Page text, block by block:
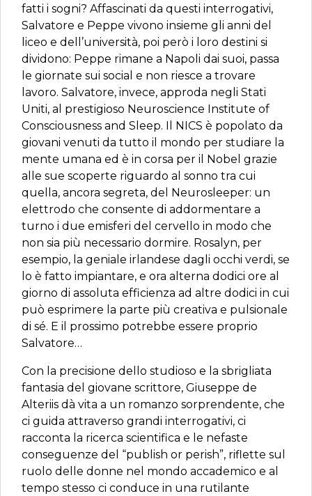
fatti i sogni? Affascinati da questi interrogativi,
Salvatore e Peppe vivono insieme gli anni del
liceo e dell’università, poi però i loro destini si
dividono: Peppe rimane a Napoli dai suoi, passa
le giornate sui social e non riesce a trovare
lavoro. Salvatore, invece, approda negli Stati
Uniti, al prestigioso Neuroscience Institute of
Consciousness and Sleep. Il NICS è popolato da
giovani venuti da tutto il mondo per studiare la
mente umana ed è in corsa per il Nobel grazie
alle sue scoperte riguardo al sonno tra cui
quella, ancora segreta, del Neurosleeper: un
elettrodo che consente di addormentare a
turno i due emisferi del cervello in modo che
non sia più necessario dormire. Rosalyn, per
esempio, la geniale irlandese dagli occhi verdi, se
lo è fatto impiantare, e ora alterna dodici ore al
giorno di assoluta efficienza ad altre dodici in cui
può esprimere la parte più creativa e pulsionale
di sé. E il prossimo potrebbe essere proprio
Salvatore…
Con la precisione dello studioso e la sbrigliata
fantasia del giovane scrittore, Giuseppe de
Alteriis dà vita a un romanzo sorprendente, che
ci guida attraverso grandi interrogativi, ci
racconta la ricerca scientifica e le nefaste
conseguenze del “publish or perish”, riflette sul
ruolo delle donne nel mondo accademico e al
tempo stesso ci conduce in una rutilante